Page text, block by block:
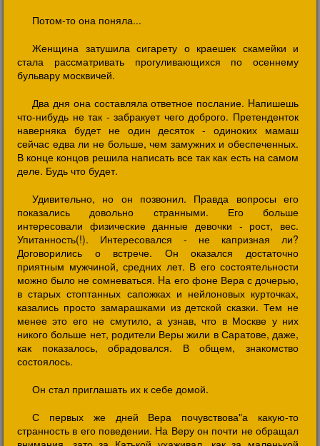
Потом-то она поняла...
Женщина затушила сигарету о краешек скамейки и
стала рассматривать прогуливающихся по осеннему
бульвару москвичей.
Два дня она составляла ответное послание. Hапишешь
что-нибудь не так - забракует чего доброго. Претенденток
наверняка будет не один десяток - одиноких мамаш
сейчас едва ли не больше, чем замужних и обеспеченных.
В конце концов решила написать все так как есть на самом
деле. Будь что будет.
Удивительно, но он позвонил. Правда вопросы его
показались довольно странными. Его больше
интересовали физические данные девочки - рост, вес.
Упитанность(!). Интересовался - не капризная ли?
Договорились о встрече. Он оказался достаточно
приятным мужчиной, средних лет. В его состоятельности
можно было не сомневаться. Hа его фоне Вера с дочерью,
в старых стоптанных сапожках и нейлоновых курточках,
казались просто замарашками из детской сказки. Тем не
менее это его не смутило, а узнав, что в Москве у них
никого больше нет, родители Веры жили в Саратове, даже,
как показалось, обрадовался. В общем, знакомство
состоялось.
Он стал приглашать их к себе домой.
С первых же дней Вера почувствова"а какую-то
странность в его поведении. Hа Веру он почти не обращал